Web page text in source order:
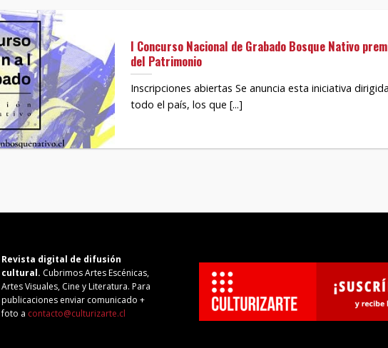
I Concurso Nacional de Grabado Bosque Nativo
del Patrimonio
Inscripciones abiertas Se anuncia esta iniciativa
todo el país, los que [...]
Revista digital de difusión
cultural. Cubrimos Artes Escénicas,
Artes Visuales, Cine y Literatura. Para
publicaciones enviar comunicado +
foto a contacto@culturizarte.cl